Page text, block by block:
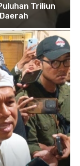
Triliun